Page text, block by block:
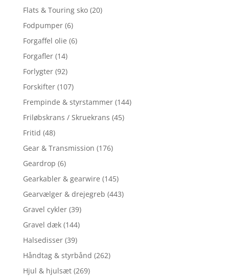
Flats & Touring sko (20)
Fodpumper (6)
Forgaffel olie (6)
Forgafler (14)
Forlygter (92)
Forskifter (107)
Frempinde & styrstammer (144)
Friløbskrans / Skruekrans (45)
Fritid (48)
Gear & Transmission (176)
Geardrop (6)
Gearkabler & gearwire (145)
Gearvælger & drejegreb (443)
Gravel cykler (39)
Gravel dæk (144)
Halsedisser (39)
Håndtag & styrbånd (262)
Hjul & hjulsæt (269)